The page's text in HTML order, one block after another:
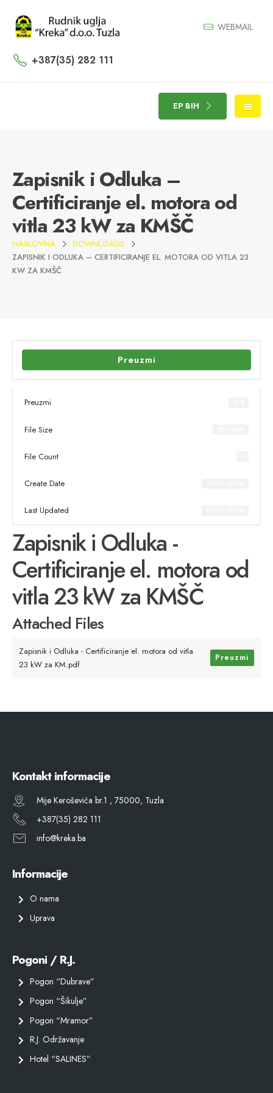
WEBMAIL
+387(35) 282 111
EP BIH
Zapisnik i Odluka –
Certificiranje el. motora od
vitla 23 kW za KMŠČ
NASLOVNA
DOWNLOADS
ZAPISNIK I ODLUKA – CERTIFICIRANJE EL. MOTORA OD VITLA 23
KW ZA KMŠČ
Preuzmi
Preuzmi
File Size
File Count
Create Date
Last Updated
Zapisnik i Odluka -
Certificiranje el. motora od
vitla 23 kW za KMŠČ
Attached Files
Zapisnik i Odluka - Certificiranje el. motora od vitla
23 kW za KM.pdf
Preuzmi
Kontakt informacije
Mije Keroševića br.1 , 75000, Tuzla
+387(35) 282 111
info@kreka.ba
Informacije
O nama
Uprava
Pogoni / R.J.
Pogon “Dubrave”
Pogon “Šikulje”
Pogon “Mramor”
R.J. Održavanje
Hotel “SALINES”